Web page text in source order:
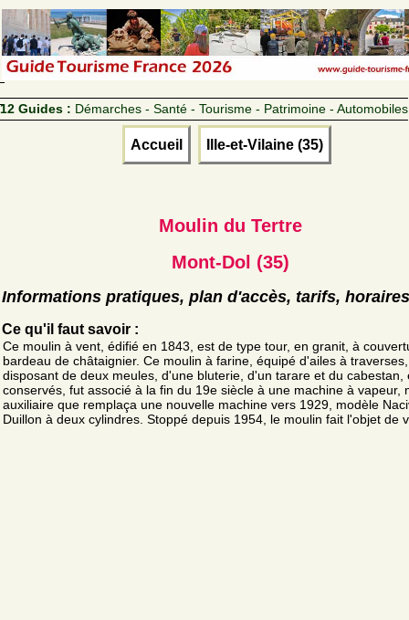
12 Guides : Démarches - Santé - Tourisme - Patrimoine - Automobiles
Accueil Ille-et-Vilaine (35)
Moulin du Tertre
Mont-Dol (35)
Informations pratiques, plan d'accès, tarifs, horaires
Ce qu'il faut savoir :
Ce moulin à vent, édifié en 1843, est de type tour, en granit, à
bardeau de châtaignier. Ce moulin à farine, équipé d'ailes à
disposant de deux meules, d'une bluterie, d'un tarare et du cabestan,
conservés, fut associé à la fin du 19e siècle à une machine à vapeur,
auxiliaire que remplaça une nouvelle machine vers 1929, modèle
Duillon à deux cylindres. Stoppé depuis 1954, le moulin fait l'objet de